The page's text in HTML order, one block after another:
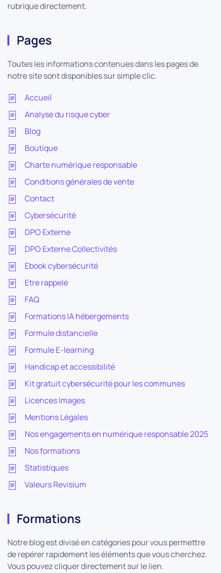
rubrique directement.
Pages
Toutes les informations contenues dans les pages de
notre site sont disponibles sur simple clic.
Accueil
Analyse du risque cyber
Blog
Boutique
Charte numérique responsable
Conditions générales de vente
Contact
Cybersécurité
DPO Externe
DPO Externe Collectivités
Ebook cybersécurité
Etre rappelé
FAQ
Formations IA hébergements
Formule distancielle
Formule E-learning
Handicap et accessibilité
Kit gratuit cybersécurité pour les communes
Licences Images
Mentions Légales
Nos engagements en numérique responsable 2025
Nos formations
Statistiques
Valeurs Revisium
Formations
Notre blog est divisé en catégories pour vous permettre
de repérer rapidement les éléments que vous cherchez.
Vous pouvez cliquer directement sur le lien.